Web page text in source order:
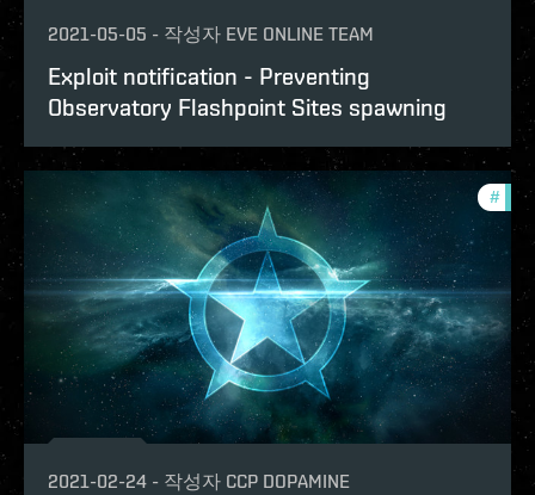
2021-05-05 - 작성자 EVE ONLINE TEAM
Exploit notification - Preventing
Observatory Flashpoint Sites spawning
#
2021-02-24 - 작성자 CCP DOPAMINE